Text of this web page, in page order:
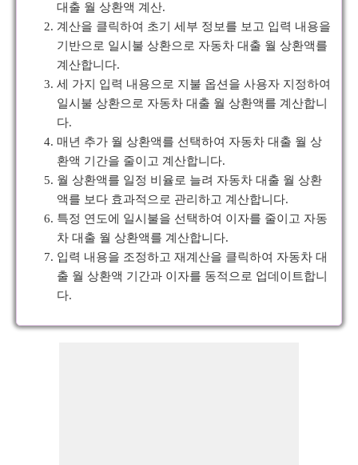
대출 월 상환액 계산.
계산을 클릭하여 초기 세부 정보를 보고 입력 내용을
기반으로 일시불 상환으로 자동차 대출 월 상환액를
계산합니다.
세 가지 입력 내용으로 지불 옵션을 사용자 지정하여
일시불 상환으로 자동차 대출 월 상환액를 계산합니
다.
매년 추가 월 상환액를 선택하여 자동차 대출 월 상
환액 기간을 줄이고 계산합니다.
월 상환액를 일정 비율로 늘려 자동차 대출 월 상환
액를 보다 효과적으로 관리하고 계산합니다.
특정 연도에 일시불을 선택하여 이자를 줄이고 자동
차 대출 월 상환액를 계산합니다.
입력 내용을 조정하고 재계산을 클릭하여 자동차 대
출 월 상환액 기간과 이자를 동적으로 업데이트합니
다.